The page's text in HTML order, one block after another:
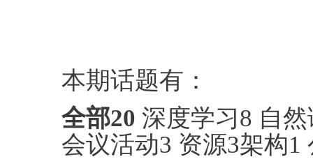
本期话题有：
全部20 深度学习8 自
会议活动3 资源3架构1